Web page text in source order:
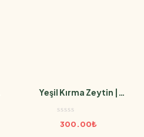
Yeşil Kırma Zeytin |
300.00₺